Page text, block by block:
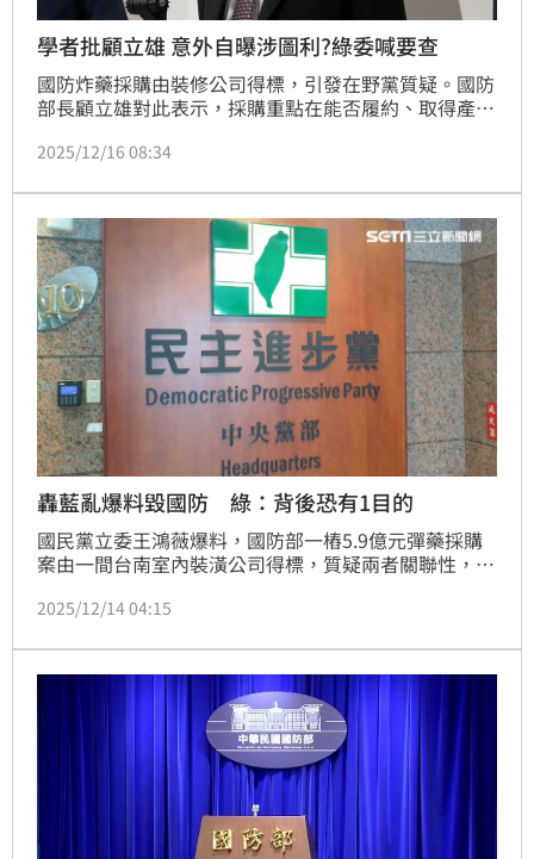
學者批顧立雄 意外自曝涉圖利?綠委喊要查
國防炸藥採購由裝修公司得標，引發在野黨質疑。國防
部長顧立雄對此表示，採購重點在能否履約、取得產地
「糊塗」，自己過去在中山科學研究院（中科院）採
所謂「不管公司」。而民進黨立委王定宇表示，學者的
合格「廠商名錄」可能涉及圖利或綁標，直言「我們必
須調查你們過去這種發包方式」。
2025/12/16 08:34
轟藍亂爆料毀國防 綠：背後恐有1目的
國民黨立委王鴻薇爆料，國防部一樁5.9億元彈藥採購
案由一間台南室內裝潢公司得標，質疑兩者關聯性，更
注。國防部也多次澄清，依政府採購法規範，公開辦理
傷害國防安全。今（14）日民進黨說出重話，抨擊國民
黨根本是「亂爆料，有不法為何不檢舉？」更質疑相關
操作的背後，是否是想換取「鄭習會門票」？
2025/12/14 04:15